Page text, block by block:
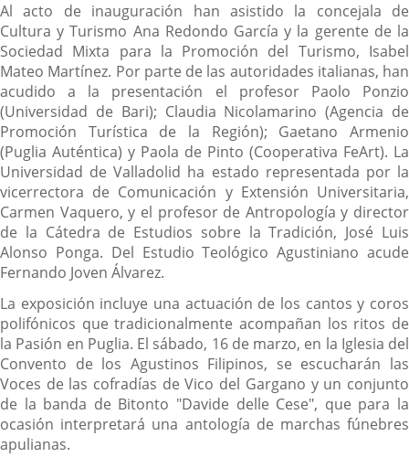
Al acto de inauguración han asistido la concejala de
Cultura y Turismo Ana Redondo García y la gerente de la
Sociedad Mixta para la Promoción del Turismo, Isabel
Mateo Martínez. Por parte de las autoridades italianas, han
acudido a la presentación el profesor Paolo Ponzio
(Universidad de Bari); Claudia Nicolamarino (Agencia de
Promoción Turística de la Región); Gaetano Armenio
(Puglia Auténtica) y Paola de Pinto (Cooperativa FeArt). La
Universidad de Valladolid ha estado representada por la
vicerrectora de Comunicación y Extensión Universitaria,
Carmen Vaquero, y el profesor de Antropología y director
de la Cátedra de Estudios sobre la Tradición, José Luis
Alonso Ponga. Del Estudio Teológico Agustiniano acude
Fernando Joven Álvarez.
La exposición incluye una actuación de los cantos y coros
polifónicos que tradicionalmente acompañan los ritos de
la Pasión en Puglia. El sábado, 16 de marzo, en la Iglesia del
Convento de los Agustinos Filipinos, se escucharán las
Voces de las cofradías de Vico del Gargano y un conjunto
de la banda de Bitonto "Davide delle Cese", que para la
ocasión interpretará una antología de marchas fúnebres
apulianas.